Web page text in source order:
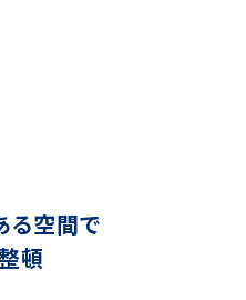
る空間で
頓